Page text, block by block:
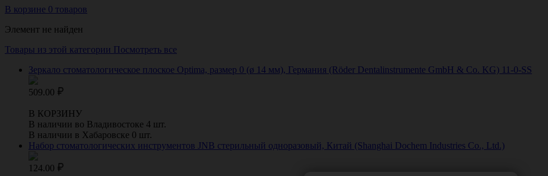
В корзине 0 товаров
Элемент не найден
Товары из этой категории Посмотреть все
Зеркало стоматологическое плоское Optima, размер 0 (ø 14 мм), Германия (Röder Dentalinstrumente GmbH & Со. KG) 11-0-SS
509.00
В КОРЗИНУ
В наличии во Владивостоке 4 шт.
В наличии в Хабаровске 0 шт.
Набор стоматологических инструментов JNB стерильный одноразовый, Китай (Shanghai Dochem Industries Co., Ltd.)
124.00